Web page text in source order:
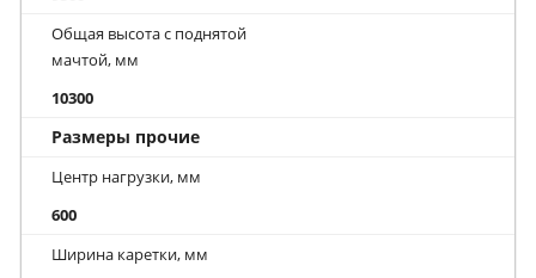
Общая высота с поднятой
мачтой, мм
10300
Размеры прочие
Центр нагрузки, мм
600
Ширина каретки, мм